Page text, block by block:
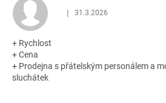
Hodnocení obchodu je 5 z 5
| 31.3.2026
+ Rychlost
+ Cena
+ Prodejna s přátelským personálem a
sluchátek